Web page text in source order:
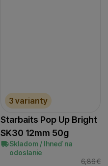
3 varianty
Starbaits Pop Up Bright
SK30 12mm 50g
Skladom / Ihneď na
odoslanie
6,86€